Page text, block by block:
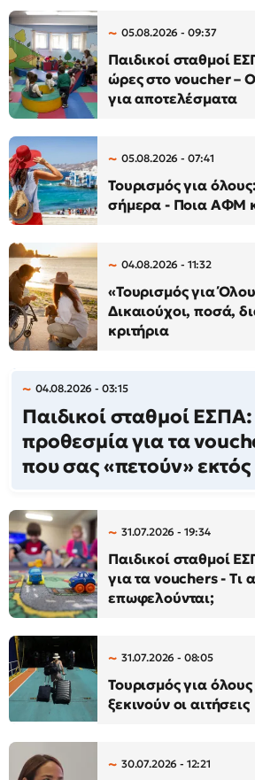
05.08.2026 - 09:37
Παιδικοί σταθμοί
ώρες στο voucher –
για αποτελέσματα
05.08.2026 - 07:41
Τουρισμός για
σήμερα - Ποια ΑΦΜ
04.08.2026 - 11:32
«Τουρισμός για
Δικαιούχοι, ποσά,
κριτήρια
04.08.2026 - 03:15
Παιδικοί σταθμοί
προθεσμία για τα
που σας «πετούν» εκτός
31.07.2026 - 19:34
Παιδικοί σταθμοί
για τα vouchers - Τι
επωφελούνται;
31.07.2026 - 08:05
Τουρισμός για
ξεκινούν οι αιτήσεις
30.07.2026 - 12:21